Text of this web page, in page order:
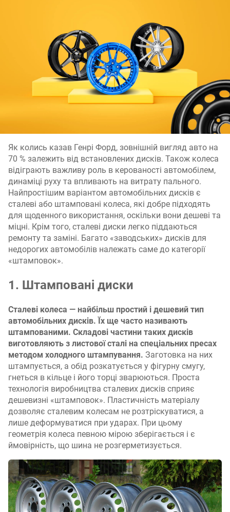
Як колись казав Генрі Форд, зовнішній вигляд авто на
70 % залежить від встановлених дисків. Також колеса
відіграють важливу роль в керованості автомобілем,
динаміці руху та впливають на витрату пального.
Найпростішим варіантом автомобільних дисків є
сталеві або штамповані колеса, які добре підходять
для щоденного використання, оскільки вони дешеві та
міцні. Крім того, сталеві диски легко піддаються
ремонту та заміні. Багато «заводських» дисків для
недорогих автомобілів належать саме до категорії
«штамповок».
1. Штамповані диски
Сталеві колеса — найбільш простий і дешевий тип
автомобільних дисків. Їх ще часто називають
штампованими. Складові частини таких дисків
виготовляють з листової сталі на спеціальних пресах
методом холодного штампування. Заготовка на них
штампується, а обід розкатується у фігурну смугу,
гнеться в кільце і його торці зварюються. Проста
технологія виробництва сталевих дисків сприяє
дешевизні «штамповок». Пластичність матеріалу
дозволяє сталевим колесам не розтріскуватися, а
лише деформуватися при ударах. При цьому
геометрія колеса певною мірою зберігається і є
ймовірність, що шина не розгерметизується.